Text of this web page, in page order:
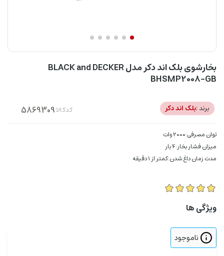
بخارشوی بلک اند دکر مدل BLACK and DECKER
BHSMP2008-GB
برند :بلک اند دکر کدکالا:
توان مصرفی:۲۰۰۰ وات
میزان فشار بخار:۴ بار
مدت زمان داغ شدن:کمتر از ۱ دقیقه
ویژگی ها
ناموجود